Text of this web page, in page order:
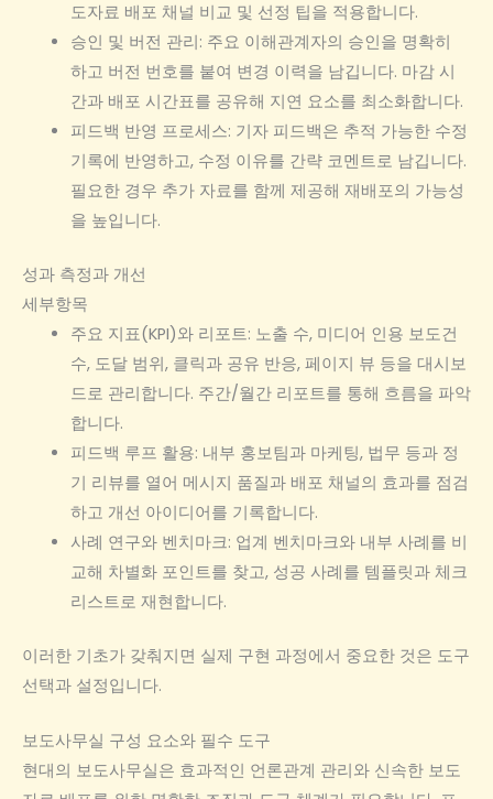
도자료 배포 채널 비교 및 선정 팁을 적용합니다.
승인 및 버전 관리: 주요 이해관계자의 승인을 명확히
하고 버전 번호를 붙여 변경 이력을 남깁니다. 마감 시
간과 배포 시간표를 공유해 지연 요소를 최소화합니다.
피드백 반영 프로세스: 기자 피드백은 추적 가능한 수정
기록에 반영하고, 수정 이유를 간략 코멘트로 남깁니다.
필요한 경우 추가 자료를 함께 제공해 재배포의 가능성
을 높입니다.
성과 측정과 개선
세부항목
주요 지표(KPI)와 리포트: 노출 수, 미디어 인용 보도건
수, 도달 범위, 클릭과 공유 반응, 페이지 뷰 등을 대시보
드로 관리합니다. 주간/월간 리포트를 통해 흐름을 파악
합니다.
피드백 루프 활용: 내부 홍보팀과 마케팅, 법무 등과 정
기 리뷰를 열어 메시지 품질과 배포 채널의 효과를 점검
하고 개선 아이디어를 기록합니다.
사례 연구와 벤치마크: 업계 벤치마크와 내부 사례를 비
교해 차별화 포인트를 찾고, 성공 사례를 템플릿과 체크
리스트로 재현합니다.
이러한 기초가 갖춰지면 실제 구현 과정에서 중요한 것은 도구
선택과 설정입니다.
보도사무실 구성 요소와 필수 도구
현대의 보도사무실은 효과적인 언론관계 관리와 신속한 보도